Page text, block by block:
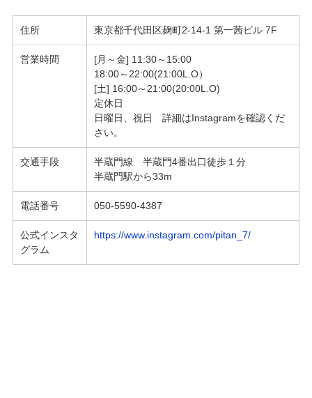
住所 東京都千代田区麹町2-14-1 第一茜ビル 7F
営業時間
[月～金] 11:30～15:00
18:00～22:00(21:00L.O）
[土] 16:00～21:00(20:00L.O)
定休日
日曜日、祝日 詳細はInstagramを確認くだ
さい。
交通手段
半蔵門線 半蔵門4番出口徒歩１分
半蔵門駅から33m
電話番号 050-5590-4387
公式インスタ
グラム
https://www.instagram.com/pitan_7/